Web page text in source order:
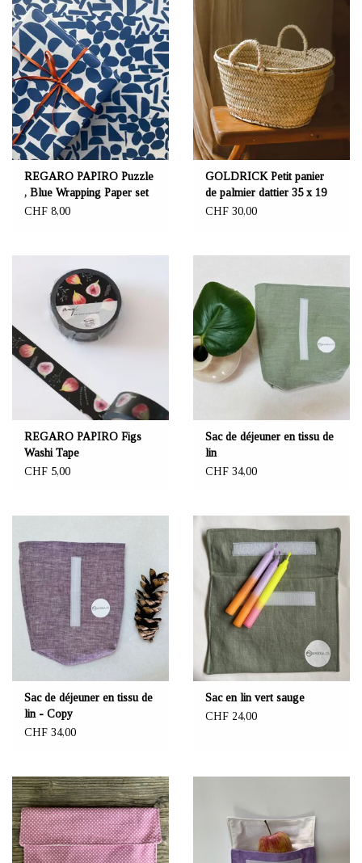
REGARO PAPIRO Puzzle
, Blue Wrapping Paper set
of 3
CHF 8,00
GOLDRICK Petit panier
de palmier dattier 35 x 19
cm
CHF 30,00
REGARO PAPIRO Figs
Washi Tape
CHF 5,00
Sac de déjeuner en tissu de
lin
CHF 34,00
Sac de déjeuner en tissu de
lin - Copy
CHF 34,00
Sac en lin vert sauge
CHF 24,00